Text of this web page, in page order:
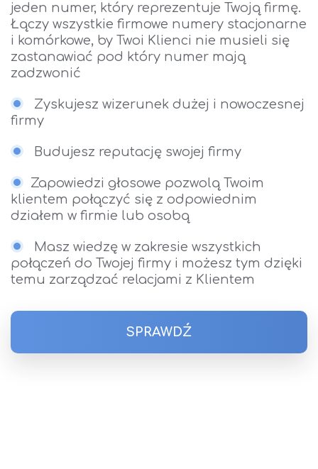
jeden numer, który reprezentuje Twoją firmę.
Łączy wszystkie firmowe numery stacjonarne
i komórkowe, by Twoi Klienci nie musieli się
zastanawiać pod który numer mają
zadzwonić
Zyskujesz wizerunek dużej i nowoczesnej
firmy
Budujesz reputację swojej firmy
Zapowiedzi głosowe pozwolą Twoim
klientem połączyć się z odpowiednim
działem w firmie lub osobą
Masz wiedzę w zakresie wszystkich
połączeń do Twojej firmy i możesz tym dzięki
temu zarządzać relacjami z Klientem
SPRAWDŹ